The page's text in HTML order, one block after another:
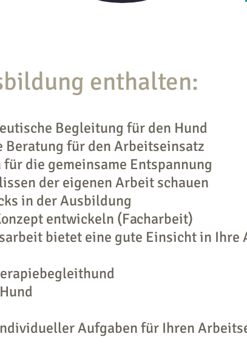
enthalten:
Begleitung für den Hund
für den Arbeitseinsatz
die gemeinsame Entspannung
der eigenen Arbeit schauen
in der Ausbildung
entwickeln (Facharbeit)
bietet eine gute Einsicht in Ihre
Aufgaben für Ihren